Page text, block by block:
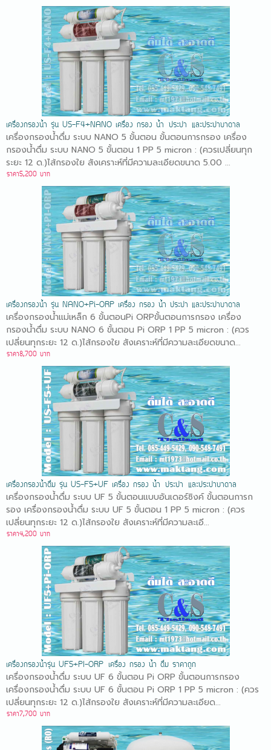
เครื่องกรองน้ำ รุ่น US-F4+NANO เครื่อง กรอง น้ำ ประปา และประปาบาดาล
เครื่องกรองน้ำดื่ม ระบบ NANO 5 ขั้นตอน ขั้นตอนการกรอง เครื่อง
กรองน้ำดื่ม ระบบ NANO 5 ขั้นตอน 1 PP 5 micron : (ควรเปลี่ยนทุก
ระยะ 12 ด.)ไส้กรองใย สังเคราะห์ที่มีความละเอียดขนาด 5.00 ...
ราคา5,200 บาท
เครื่องกรองน้ำ รุ่น NANO+Pi-ORP เครื่อง กรอง น้ำ ประปา และประปาบาดาล
เครื่องกรองน้ำแม่เหล็ก 6 ขั้นตอนPi ORPขั้นตอนการกรอง เครื่อง
กรองน้ำดื่ม ระบบ NANO 6 ขั้นตอน Pi ORP 1 PP 5 micron : (ควร
เปลี่ยนทุกระยะ 12 ด.)ไส้กรองใย สังเคราะห์ที่มีความละเอียดขนาด...
ราคา8,700 บาท
เครื่องกรองน้ำดื่ม รุ่น US-F5+UF เครื่อง กรอง น้ำ ประปา และประปาบาดาล
เครื่องกรองน้ำดื่ม ระบบ UF 5 ขั้นตอนแบบอันเดอร์ซิงค์ ขั้นตอนการก
รอง เครื่องกรองน้ำดื่ม ระบบ UF 5 ขั้นตอน 1 PP 5 micron : (ควร
เปลี่ยนทุกระยะ 12 ด.)ไส้กรองใย สังเคราะห์ที่มีความละเอี...
ราคา4,200 บาท
เครื่องกรองน้ำรุ่น UF5+PI-ORP เครื่อง กรอง น้ำ ดื่ม ราคาถูก
เครื่องกรองน้ำดื่ม ระบบ UF 6 ขั้นตอน Pi ORP ขั้นตอนการกรอง
เครื่องกรองน้ำดื่ม ระบบ UF 6 ขั้นตอน Pi ORP 1 PP 5 micron : (ควร
เปลี่ยนทุกระยะ 12 ด.)ไส้กรองใย สังเคราะห์ที่มีความละเอียด...
ราคา7,700 บาท